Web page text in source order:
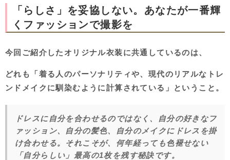
「らしさ」を妥協しない。あなたが一番輝
くファッションで撮影を
今回ご紹介したオリジナル衣装に共通しているのは、
どれも
「着る人のパーソナリティや、現代のリアルなトレ
ンドメイクに馴染むように計算されている」
ということ。
ドレスに自分を合わせるのではなく、自分の好きなフ
ァッション、自分の髪色、自分のメイクにドレスを掛
け合わせる。それこそが、何年経っても色褪せない
「自分らしい」最高の1枚を残す秘訣です。